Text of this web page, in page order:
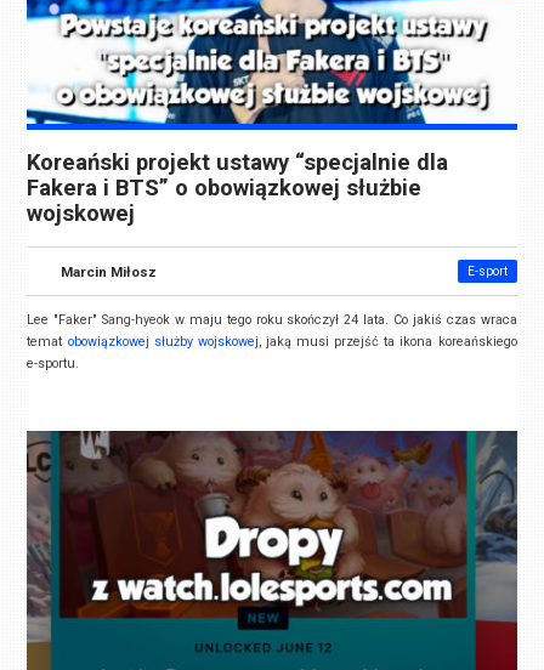
Koreański projekt ustawy “specjalnie dla
Fakera i BTS” o obowiązkowej służbie
wojskowej
Marcin Miłosz E-sport
Lee "Faker" Sang-hyeok w maju tego roku skończył 24 lata. Co jakiś czas wraca
temat obowiązkowej służby wojskowej , jaką musi przejść ta ikona koreańskiego
e-sportu.